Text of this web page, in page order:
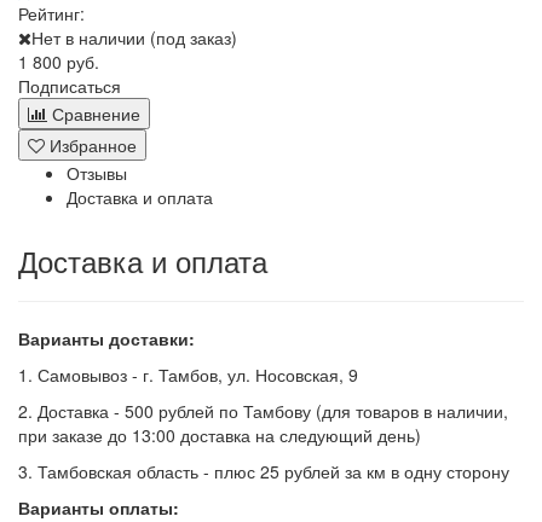
Рейтинг:
Нет в наличии (под заказ)
1 800 руб.
Подписаться
Сравнение
Избранное
Отзывы
Доставка и оплата
Доставка и оплата
Варианты доставки:
1. Самовывоз - г. Тамбов, ул. Носовская, 9
2. Доставка - 500 рублей по Тамбову (для товаров в наличии,
при заказе до 13:00 доставка на следующий день)
3. Тамбовская область - плюс 25 рублей за км в одну сторону
Варианты оплаты: